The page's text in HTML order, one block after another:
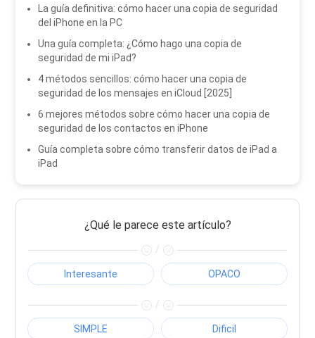
La guía definitiva: cómo hacer una copia de seguridad
del iPhone en la PC
Una guía completa: ¿Cómo hago una copia de
seguridad de mi iPad?
4 métodos sencillos: cómo hacer una copia de
seguridad de los mensajes en iCloud [2025]
6 mejores métodos sobre cómo hacer una copia de
seguridad de los contactos en iPhone
Guía completa sobre cómo transferir datos de iPad a
iPad
¿Qué le parece este artículo?
/
Interesante OPACO
/
SIMPLE Dificil